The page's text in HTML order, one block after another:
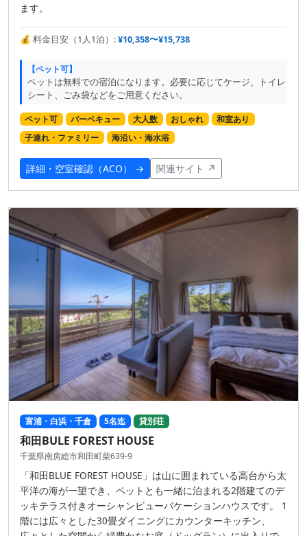
ます。
💰 料金目安（1人1泊）:¥10,358〜¥15,738
【ペット可】
ペットは無料での宿泊になります。必要に応じてケージ、トイレ
シート、ごみ袋などをご用意ください。
ペット可 バーベキュー 大人数 おしゃれ
和室あり
子連れ・ファミリー
海沿い・海水浴
詳細・空室確認（ACO） → 関連サイト ↗
富浦・白浜・千倉 5名迄 貸別荘
和田BULE FOREST HOUSE
千葉県南房総市和田町柴639-9
「和田BLUE FOREST HOUSE」は山に囲まれている高台から太
平洋の海が一望でき、ペットとも一緒に泊まれる2階建てのデ
ッキテラス付きオーシャンビューバケーションハウスです。 1
階には広々とした30畳ダイニングにカウンターキッチン、